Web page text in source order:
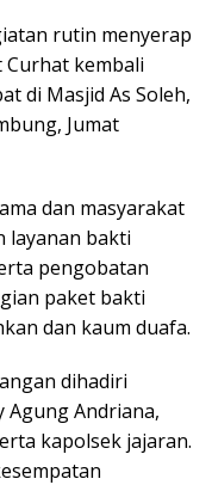
rutin menyerap
Curhat kembali
di Masjid As Soleh,
Jumat
dan masyarakat
layanan bakti
pengobatan
paket bakti
dan kaum duafa.
dihadiri
Agung Andriana,
kapolsek jajaran.